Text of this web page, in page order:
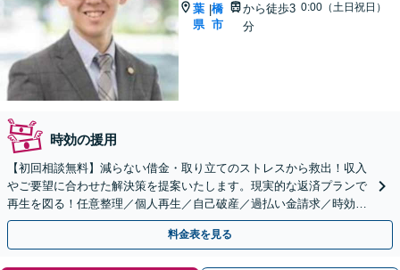
葉
県
|橋
市
から徒歩3
分
0:00（土日祝日）
時効の援用
【初回相談無料】減らない借金・取り立てのストレスから救出！収入
やご要望に合わせた解決策を提案いたします。現実的な返済プランで
再生を図る！任意整理／個人再生／自己破産／過払い金請求／時効の
援用【夜間・休日面談可】【西船橋駅3分】
料金表を見る